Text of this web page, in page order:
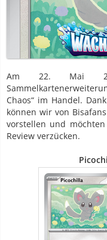
Am 22. Mai
Chaos“ im Handel.
können wir von
vorstellen und
Review verzücken.